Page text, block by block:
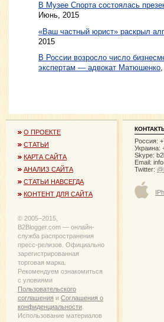
В Музее Спорта состоялась
Июнь, 2015
«Ваш частный юрист» раскрыл
2015
В России возросло число
экспертам — адвокат Матюшенко
О ПРОЕКТЕ
СТАТЬИ
КАРТА САЙТА
АНАЛИЗ САЙТА
СТАТЬИ НАВСЕГДА
КОНТЕНТ ДЛЯ САЙТА
© 2005−2015,
B2Blogger.com — онлайн-
служба распространения
пресс-релизов. Официально
зарегистрированная
торговая марка.
Рекомендуем ознакомиться
с уловиями
Пользовательского
соглашения и Соглашения о
конфиденциальности
Использование материалов
Россия:
Украина:
Skype:
Email:
Twitter: